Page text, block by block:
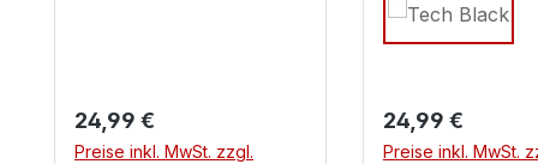
Regulärer Preis:
24,99 €
Preise inkl. MwSt. zzgl.
Regulärer Preis:
24,99 €
Preise inkl. MwSt.